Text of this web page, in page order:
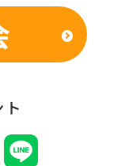
で定め